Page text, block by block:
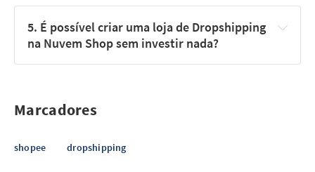
5. É possível criar uma loja de Dropshipping
na Nuvem Shop sem investir nada?
Marcadores
shopee dropshipping